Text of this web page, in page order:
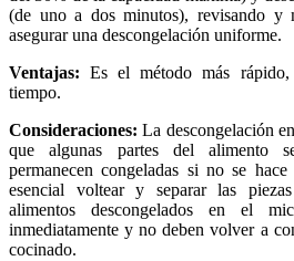
(de uno a dos minutos), revisando y
asegurar una descongelación uniforme.
Ventajas: Es el método más
tiempo.
Consideraciones: La descongelación
que algunas partes del alimento
permanecen congeladas si no se
esencial voltear y separar las
alimentos descongelados en el
inmediatamente y no deben volver a
cocinado.